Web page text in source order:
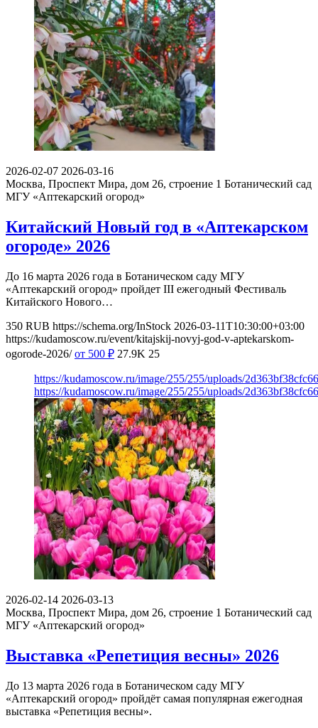
2026-02-07 2026-03-16
Москва, Проспект Мира, дом 26, строение 1 Ботанический сад
МГУ «Аптекарский огород»
Китайский Новый год в «Аптекарском
огороде» 2026
До 16 марта 2026 года в Ботаническом саду МГУ
«Аптекарский огород» пройдет III ежегодный Фестиваль
Китайского Нового…
350 RUB https://schema.org/InStock 2026-03-11T10:30:00+03:00
https://kudamoscow.ru/event/kitajskij-novyj-god-v-aptekarskom-
ogorode-2026/ от 500 ₽ 27.9K 25
https://kudamoscow.ru/image/255/255/uploads/
https://kudamoscow.ru/image/255/255/uploads/
2026-02-14 2026-03-13
Москва, Проспект Мира, дом 26, строение 1 Ботанический сад
МГУ «Аптекарский огород»
Выставка «Репетиция весны» 2026
До 13 марта 2026 года в Ботаническом саду МГУ
«Аптекарский огород» пройдёт самая популярная ежегодная
выставка «Репетиция весны».